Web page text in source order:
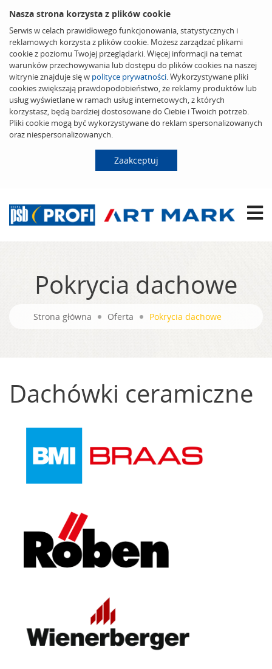
Nasza strona korzysta z plików cookie
Serwis w celach prawidłowego funkcjonowania, statystycznych i
reklamowych korzysta z plików cookie. Możesz zarządzać plikami
cookie z poziomu Twojej przeglądarki. Więcej informacji na temat
warunków przechowywania lub dostępu do plików cookies na naszej
witrynie znajduje się w polityce prywatności. Wykorzystywane pliki
cookies zwiększają prawdopodobieństwo, że reklamy produktów lub
usług wyświetlane w ramach usług internetowych, z których
korzystasz, będą bardziej dostosowane do Ciebie i Twoich potrzeb.
Pliki cookie mogą być wykorzystywane do reklam spersonalizowanych
oraz niespersonalizowanych.
Zaakceptuj
Pokrycia dachowe
Strona główna Oferta Pokrycia dachowe
Dachówki ceramiczne